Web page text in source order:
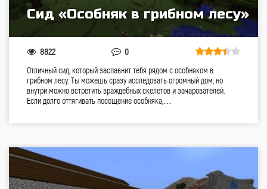
Сид «Особняк в грибном лесу»
8822 0
Отличный сид, который заспавнит тебя рядом с особняком в
грибном лесу. Ты можешь сразу исследовать огромный дом, но
внутри можно встретить враждебных скелетов и зачарователей.
Если долго оттягивать посещение особняка,…